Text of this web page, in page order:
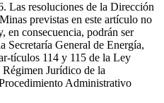
Las resoluciones de la Dirección
previstas en este artículo no
en consecuencia, podrán ser
Secretaría General de Energía,
tículos 114 y 115 de la Ley
Jurídico de la
Administrativo